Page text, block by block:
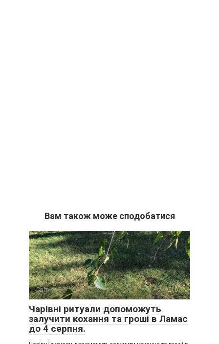
Вам також може сподобатися
Світ 0
Чарівні ритуали допоможуть
залучити кохання та гроші в Ламас
до 4 серпня.